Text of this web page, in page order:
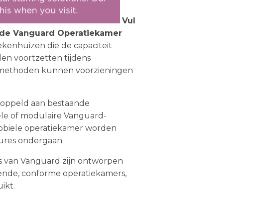
Vul
Vanguard Operatiekamer
die de capaciteit
voortzetten tijdens
kunnen voorzieningen
aan bestaande
of modulaire Vanguard-
operatiekamer worden
ondergaan.
van Vanguard zijn ontworpen
conforme operatiekamers,